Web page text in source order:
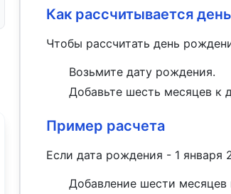
Как рассчитывается
Чтобы рассчитать день
Возьмите дату рождения.
Добавьте шесть месяцев к
Пример расчета
Если дата рождения - 1 января
Добавление шести месяцев